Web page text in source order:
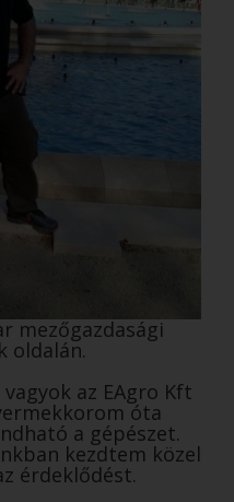
mezőgazdasági
oldalán.
az EAgro Kft
óta
a gépészet.
kezdtem közel
érdeklődést.